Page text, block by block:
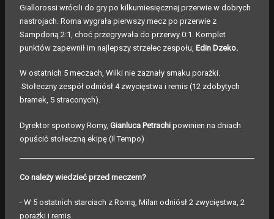
Giallorossi wrócili do gry po kilkumiesięcznej przerwie w dobrych
nastrojach. Roma wygrała pierwszy mecz po przerwie z
Sampdorią 2:1, choć przegrywała do przerwy 0:1. Komplet
punktów zapewnił im najlepszy strzelec zespołu, Edin Dzeko.
W ostatnich 5 meczach, Wilki nie zaznały smaku porażki.
Stołeczny zespół odniósł 4 zwycięstwa i remis (12 zdobytych
bramek, 5 straconych).
Dyrektor sportowy Romy, Gianluca Petrachi powinien na dniach
opuścić stołeczną ekipę (Il Tempo)
Co należy wiedzieć przed meczem?
- W 5 ostatnich starciach z Romą, Milan odniósł 2 zwycięstwa, 2
porażki i remis.